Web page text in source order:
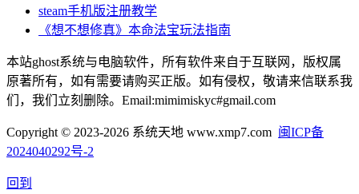
steam手机版注册教学
《想不想修真》本命法宝玩法指南
本站ghost系统与电脑软件，所有软件来自于互联网，版权属
原著所有，如有需要请购买正版。如有侵权，敬请来信联系我
们，我们立刻删除。Email:mimimiskyc#gmail.com
Copyright © 2023-2026 系统天地 www.xmp7.com 闽ICP备
2024040292号-2
回到